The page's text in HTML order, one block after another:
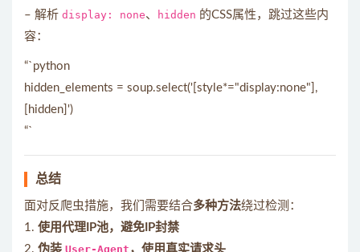
– 解析 display: none、 hidden 的CSS属性，跳过这些内
容：
“`python
hidden_elements = soup.select('[style*="display:none"],
[hidden]')
“`
总结
面对反爬虫措施，我们需要结合多种方法绕过检测：
1. 使用代理IP池，避免IP封禁
2. 伪装 User-Agent ，使用真实请求头